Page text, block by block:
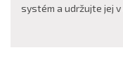
systém a udržujte jej